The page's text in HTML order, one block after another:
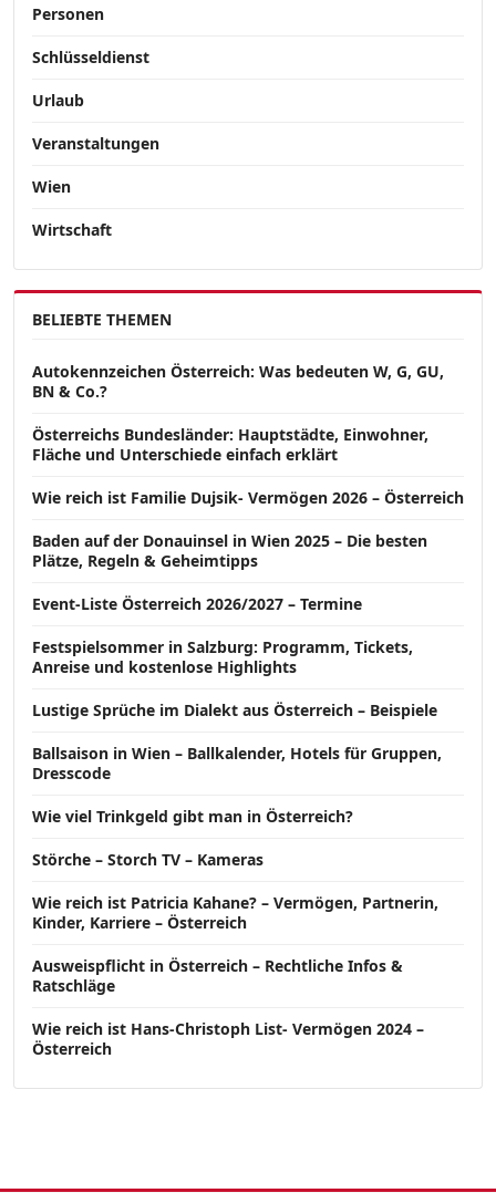
Personen
Schlüsseldienst
Urlaub
Veranstaltungen
Wien
Wirtschaft
BELIEBTE THEMEN
Autokennzeichen Österreich: Was bedeuten W, G, GU,
BN & Co.?
Österreichs Bundesländer: Hauptstädte, Einwohner,
Fläche und Unterschiede einfach erklärt
Wie reich ist Familie Dujsik- Vermögen 2026 – Österreich
Baden auf der Donauinsel in Wien 2025 – Die besten
Plätze, Regeln & Geheimtipps
Event-Liste Österreich 2026/2027 – Termine
Festspielsommer in Salzburg: Programm, Tickets,
Anreise und kostenlose Highlights
Lustige Sprüche im Dialekt aus Österreich – Beispiele
Ballsaison in Wien – Ballkalender, Hotels für Gruppen,
Dresscode
Wie viel Trinkgeld gibt man in Österreich?
Störche – Storch TV – Kameras
Wie reich ist Patricia Kahane? – Vermögen, Partnerin,
Kinder, Karriere – Österreich
Ausweispflicht in Österreich – Rechtliche Infos &
Ratschläge
Wie reich ist Hans-Christoph List- Vermögen 2024 –
Österreich